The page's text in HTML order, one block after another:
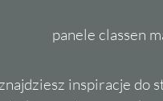
panele classen
inspiracje do